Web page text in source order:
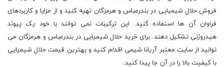
فروش حلال شیمیایی در بندرعباس و هرمزگان تهیه کنید و از مزایا و کاربردهای
فراوان آن ها استفاده کنید. این ترکیبات نمی توانند با خود یک پیوند
هیدروژنی تشکیل دهند. برای خرید حلال شیمیایی در بندرعباس و هرمزگان می
توانید از سایت معتبر آریانا شیمی اقدام کنید و بهترین قیمت حلال شیمیایی
با کیفیت بالا را در آن جا پیدا کنید.